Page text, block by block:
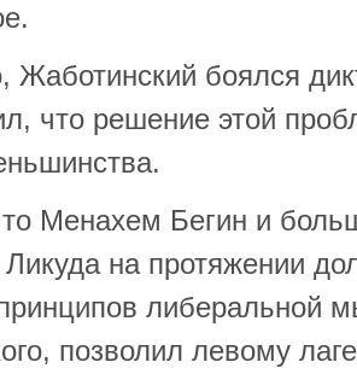
Жаботинский боялся
что решение этой
Менахем Бегин и
на протяжении
либеральной
позволил левому